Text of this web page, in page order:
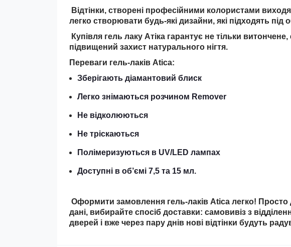
Відтінки, створені професійними колористами
легко створювати будь-які дизайни, які підходять під
Купівля гель лаку Атіка гарантує не тільки
підвищений захист натурального нігтя.
Переваги гель-лаків Atica:
Зберігають діамантовий блиск
Легко знімаються розчином Remover
Не відколюються
Не тріскаються
Полімеризуються в UV/LED лампах
Доступні в об’ємі 7,5 та 15 мл.
Оформити замовлення гель-лаків Atica легко! Просто
дані, вибирайте спосіб доставки: самовивіз з
дверей і вже через пару днів нові відтінки будуть